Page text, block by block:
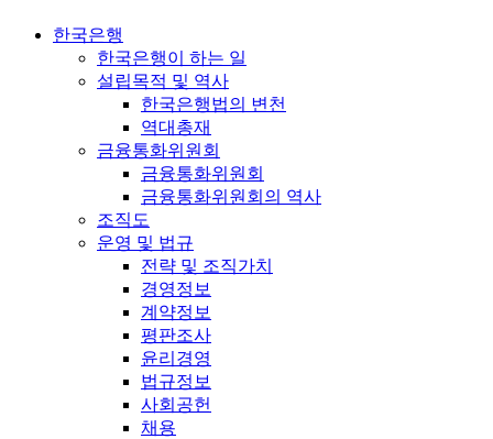
한국은행
한국은행이 하는 일
설립목적 및 역사
한국은행법의 변천
역대총재
금융통화위원회
금융통화위원회
금융통화위원회의 역사
조직도
운영 및 법규
전략 및 조직가치
경영정보
계약정보
평판조사
윤리경영
법규정보
사회공헌
채용